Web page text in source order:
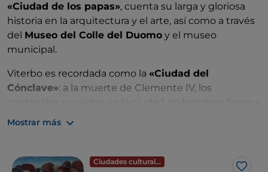
«Ciudad de los papas», cuenta su larga y gloriosa
historia en la arquitectura y el arte, así como a través
del Museo del Colle del Duomo y el museo
municipal.
Viterbo es recordada como la «Ciudad del
Cónclave»: a la muerte de Clemente IV, los
un acuerdo para la elección del nuevo pontífice,
de Priori, dejaron a los purpurados
clausi cum clave
Mostrar más
Ciudades culturales